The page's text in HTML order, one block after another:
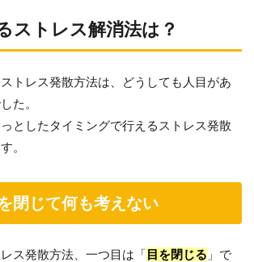
ストレス解消法は？
トレス発散方法は、どうしても人目があ
た。
としたタイミングで行えるストレス発散
。
閉じて何も考えない
ス発散方法、一つ目は「 目を閉じる 」で